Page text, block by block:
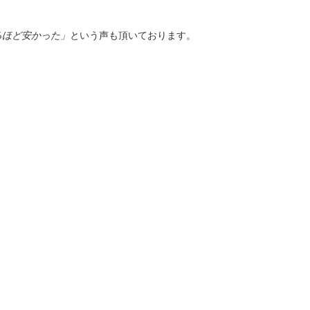
ど安かった」 という声も頂いております。